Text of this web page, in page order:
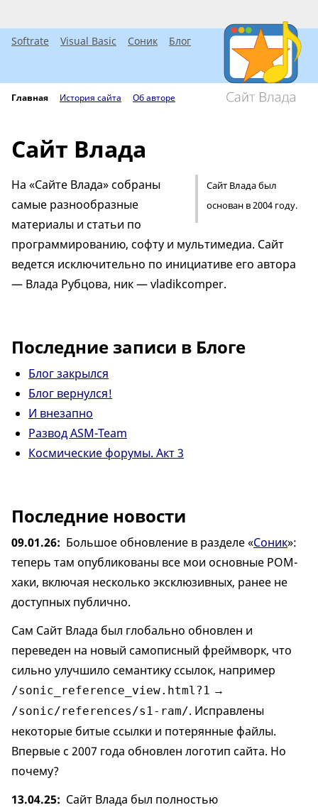
Softrate Visual Basic Соник Блог
Главная История сайта Об авторе
Сайт Влада
Сайт Влада был
основан в 2004 году.
На «Сайте Влада» собраны
самые разнообразные
материалы и статьи по
программированию, софту и мультимедиа. Сайт
ведется исключительно по инициативе его автора
— Влада Рубцова, ник — vladikcomper.
Последние записи в Блоге
Блог закрылся
Блог вернулся!
И внезапно
Развод ASM-Team
Космические форумы. Акт 3
Последние новости
09.01.26 Большое обновление в разделе «Соник»:
теперь там опубликованы все мои основные РОМ-
хаки, включая несколько эксклюзивных, ранее не
доступных публично.
Сам Сайт Влада был глобально обновлен и
переведен на новый самописный фреймворк, что
сильно улучшило семантику ссылок, например
/sonic_reference_view.html?1 →
/sonic/references/s1-ram/. Исправлены
некоторые битые ссылки и потерянные файлы.
Впервые с 2007 года обновлен логотип сайта. Но
почему?
13.04.25
Сайт Влада был полностью